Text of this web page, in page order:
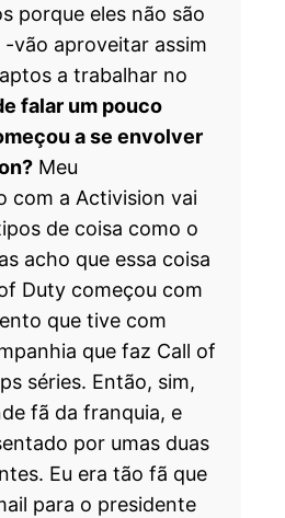
porque eles não são
vão aproveitar assim
a trabalhar no
falar um pouco
a se envolver
Meu
com a Activision vai
de coisa como o
acho que essa coisa
Duty começou com
que tive com
que faz Call of
séries. Então, sim,
fã da franquia, e
por umas duas
Eu era tão fã que
para o presidente